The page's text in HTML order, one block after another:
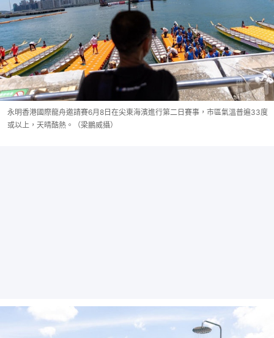
永明香港國際龍舟邀請賽6月8日在尖東海濱進行第二日賽事，市區氣溫普遍33度
或以上，天晴酷熱。（梁鵬威攝）